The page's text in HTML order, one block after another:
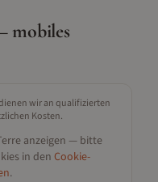
mobiles
wir an qualifizierten
Kosten.
anzeigen — bitte
in den Cookie-
.